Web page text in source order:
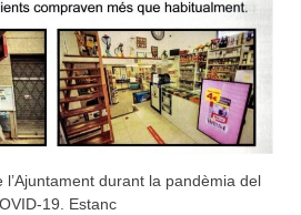
l’Ajuntament durant la pandèmia del
19. Estanc